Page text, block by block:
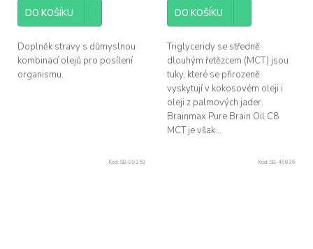
5
DO KOŠÍKU
Doplněk stravy s důmyslnou
kombinací olejů pro posílení
organismu.
DO KOŠÍKU
Triglyceridy se středně
dlouhým řetězcem (MCT) jsou
tuky, které se přirozeně
vyskytují v kokosovém oleji i
oleji z palmových jader.
Brainmax Pure Brain Oil C8
MCT je však...
Kód: SB-99153 Kód: SB-46826